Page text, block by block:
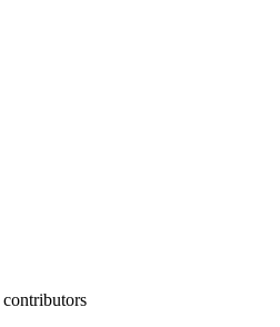
contributors